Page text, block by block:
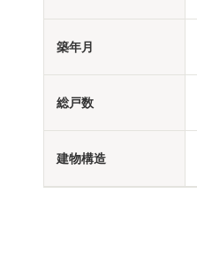
築年月
総戸数
建物構造